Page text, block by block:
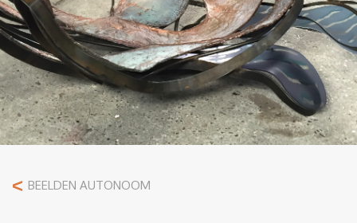
< BEELDEN AUTONOOM